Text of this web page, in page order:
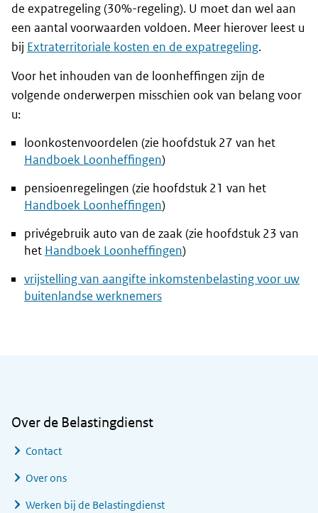
de expatregeling (30%-regeling). U moet dan wel aan
een aantal voorwaarden voldoen. Meer hierover leest u
bij Extraterritoriale kosten en de expatregeling.
Voor het inhouden van de loonheffingen zijn de
volgende onderwerpen misschien ook van belang voor
u:
loonkostenvoordelen (zie hoofdstuk 27 van het
Handboek Loonheffingen)
pensioenregelingen (zie hoofdstuk 21 van het
Handboek Loonheffingen)
privégebruik auto van de zaak (zie hoofdstuk 23 van
het Handboek Loonheffingen)
vrijstelling van aangifte inkomstenbelasting voor uw
buitenlandse werknemers
Over de Belastingdienst
Contact
Over ons
Werken bij de Belastingdienst